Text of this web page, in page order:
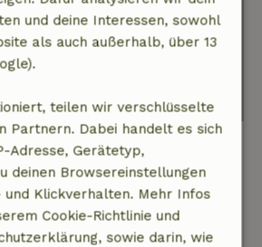
in Gasselte
Zentrum von Gieten
Ansehen
und deine Interessen, sowohl
als auch außerhalb, über 13
teilen wir verschlüsselte
Partnern. Dabei handelt es sich
Adresse, Gerätetyp,
deinen Browsereinstellungen
und Klickverhalten. Mehr Infos
Cookie-Richtlinie und
sowie darin, wie